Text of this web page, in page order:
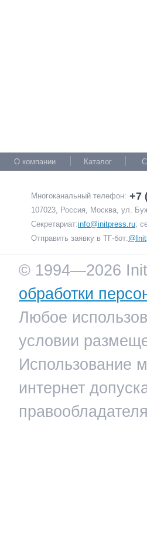
О компании Каталог
Многоканальный телефон: +7
107023, Россия, Москва, ул.
Секретариат:info@initpress.ru;
Отправить заявку в ТГ-бот:
© 1994—2026
обработки
Любое
условии
Использование
интернет